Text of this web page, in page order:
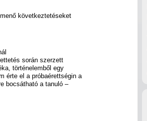
következtetéseket
során szerzett
történelemből egy
érte el a próbaérettségin a
bocsátható a tanuló –